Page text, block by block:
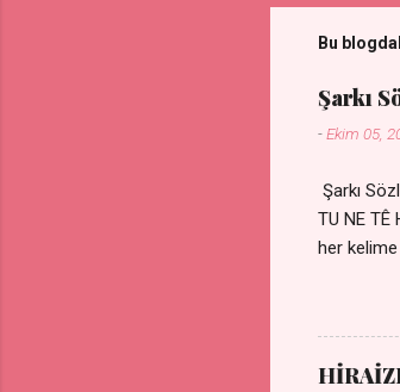
Bu
Şarkı
-Ekim 05,
Şarkı
TU NE TÊ
her
Uykusuz